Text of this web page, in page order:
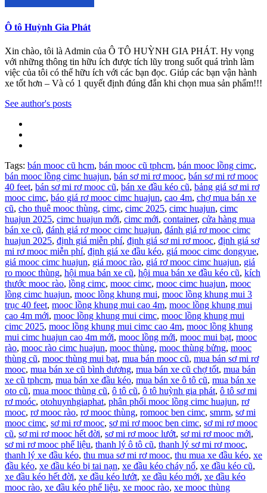
Ô tô Huỳnh Gia Phát
Xin chào, tôi là Admin của Ô TÔ HUỲNH GIA PHÁT. Hy vọng
với những thông tin hữu ích được tích lũy trong suốt quá trình làm
việc của tôi có thể hữu ích với các bạn đọc. Giúp các bạn vận hành
xe tốt hơn – Và có 1 quyết định đúng đắn khi chọn mua sản phẩm!!!
See author's posts
Tags: bán mooc cũ hcm, bán mooc cũ tphcm, bán mooc lồng cimc,
bán mooc lồng cimc huajun, bán sơ mi rơ mooc, bán sơ mi rơ mooc
40 feet, bán sơ mi rơ mooc cũ, bán xe đầu kéo cũ, bảng giá sơ mi rơ
mooc cimc, báo giá rơ mooc cimc huajun, cao 4m, chợ mua bán xe
cũ, cho thuê mooc thùng, cimc, cimc 2025, cimc huajun, cimc
huajun 2025, cimc huajun mới, cimc mới, container, cửa hàng mua
bán xe cũ, đánh giá rơ mooc cimc huajun, đánh giá rơ mooc cimc
huajun 2025, định giá miễn phí, định giá sơ mi rơ mooc, định giá sơ
mi rơ mooc miễn phí, định giá xe đầu kéo, giá mooc cimc dongyue,
giá mooc cimc huajun, giá mooc rào, giá rơ mooc cimc huajun, giá
ro mooc thùng, hội mua bán xe cũ, hội mua bán xe đầu kéo cũ, kích
thước mooc rào, lồng cimc, mooc cimc, mooc cimc huajun, mooc
lồng cimc huajun, mooc lồng khung mui, mooc lồng khung mui 3
trục 40 feet, mooc lồng khung mui cao 4m, mooc lồng khung mui
cao 4m mới, mooc lồng khung mui cimc, mooc lồng khung mui
cimc 2025, mooc lồng khung mui cimc cao 4m, mooc lồng khung
mui cimc huajun cao 4m mới, mooc lồng mới, mooc mui bạt, mooc
rào, mooc rào cimc huajun, mooc thùng, mooc thùng bửng, mooc
thùng cũ, mooc thùng mui bạt, mua bán mooc cũ, mua bán sơ mi rơ
mooc, mua bán xe cũ bình dương, mua bán xe cũ chợ tốt, mua bán
xe cũ tphcm, mua bán xe đầu kéo, mua bán xe ô tô cũ, mua bán xe
oto cũ, mua mooc thùng cũ, ô tô cũ, ô tô huỳnh gia phát, ô tô sơ mi
rơ moóc, otohuynhgiaphat, phân phối mooc lồng cimc huajun, rơ
mooc, rơ mooc rào, rơ mooc thùng, romooc ben cimc, smrm, sơ mi
mooc cimc, sơ mi rơ mooc, sơ mi rơ mooc ben cimc, sơ mi rơ mooc
cũ, sơ mi rơ mooc hết đời, sơ mi rơ mooc lướt, sơ mi rơ mooc mới,
sơ mi rơ mooc phế liệu, thanh lý ô tô cũ, thanh lý sơ mi rơ mooc,
thanh lý xe đầu kéo, thu mua sơ mi rơ mooc, thu mua xe đầu kéo, xe
đầu kéo, xe đầu kéo bị tai nạn, xe đầu kéo cháy nổ, xe đầu kéo cũ,
xe đầu kéo hết đời, xe đầu kéo lướt, xe đầu kéo mới, xe đầu kéo
mooc rào, xe đầu kéo phế liệu, xe mooc rào, xe mooc thùng